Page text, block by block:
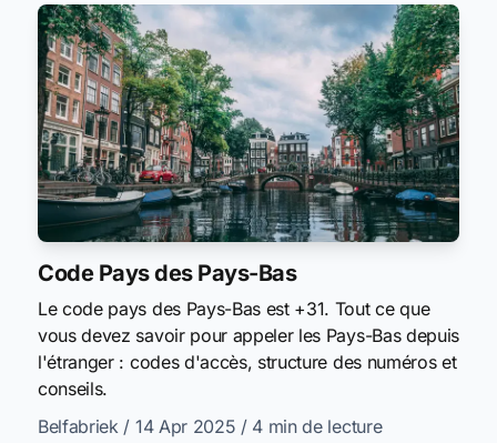
Code Pays des Pays-Bas
Le code pays des Pays-Bas est +31. Tout ce que
vous devez savoir pour appeler les Pays-Bas depuis
l'étranger : codes d'accès, structure des numéros et
conseils.
Belfabriek / 14 Apr 2025 / 4 min de lecture